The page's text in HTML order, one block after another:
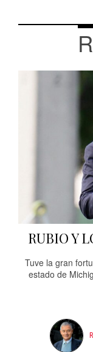
RUBIO Y
Tuve la gran
estado de